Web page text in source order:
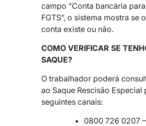
campo “Conta bancária
FGTS”, o sistema mostra se
conta existe ou não.
COMO VERIFICAR SE
SAQUE?
O trabalhador poderá
ao Saque Rescisão
seguintes canais:
0800 726 0207